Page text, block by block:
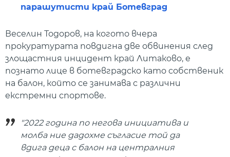
парашутисти край Ботевград
Веселин Тодоров, на когото вчера
прокуратурата повдигна две обвинения след
злощастния инцидент край Литаково, е
познато лице в ботевградско като собственик
на балон, който се занимава с различни
екстремни спортове.
"2022 година по негова инициатива и
молба ние дадохме съгласие той да
вдига деца с балон на централния